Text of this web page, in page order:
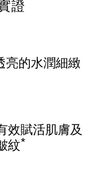
證
亮的水潤細緻
效賦活肌膚及
紋*